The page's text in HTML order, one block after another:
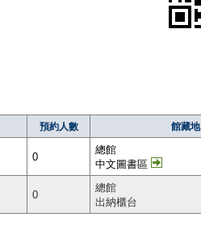
預約人數 館藏地
0
總館
中文圖書區
0
總館
出納櫃台